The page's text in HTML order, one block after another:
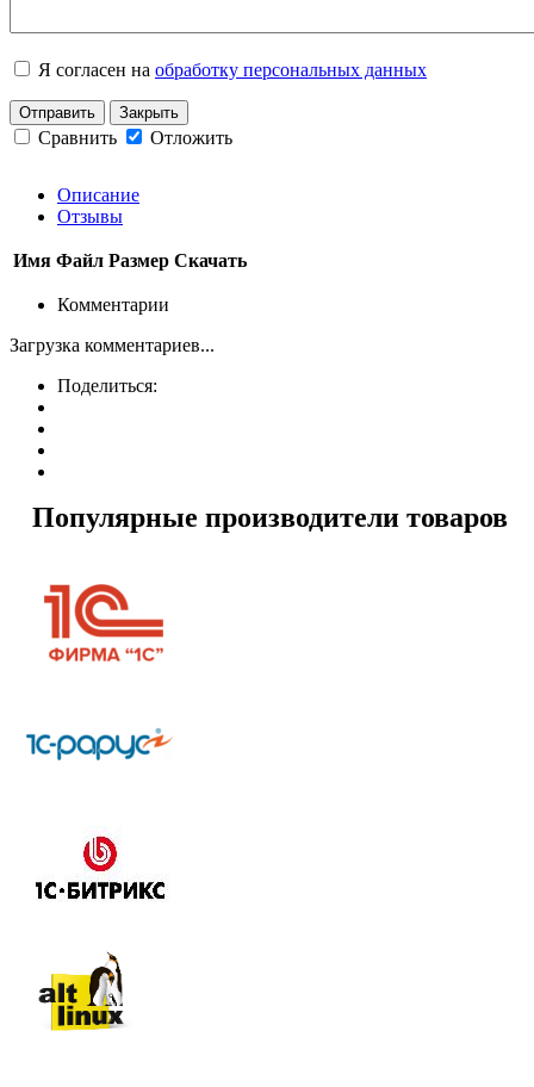
Я согласен на обработку персональных данных
Отправить Закрыть
Сравнить Отложить
Описание
Отзывы
Имя Файл Размер Скачать
Комментарии
Загрузка комментариев...
Поделиться:
Популярные производители товаров